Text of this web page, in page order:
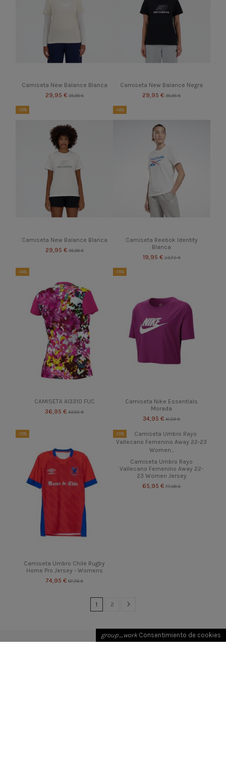
Camiseta New Balance Blanca
29,95 € 35,58 €
Camiseta New Balance Negra
29,95 €35,58 €
-15%
Camiseta New Balance Blanca
29,95 € 35,58 €
-14%
Camiseta Reebok Identity
Blanca
19,95 € 23,72 €
-14%
CAMISETA AI3310 FUC
36,95 €43,52 €
-15%
Camiseta Nike Essentials
Morada
34,95 €41,09 €
-15%
Camiseta Umbro Chile Rugby
Home Pro Jersey - Womens
74,95 € 87,76 €
-15%
Camiseta Umbro Rayo
Vallecano Femenino Away 22-
23 Women Jersey
65,95 €77,08 €
1 2
group_workConsentimiento de cookies